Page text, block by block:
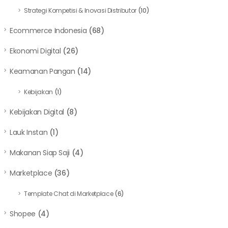
Strategi Kompetisi & Inovasi Distributor (10)
Ecommerce Indonesia (68)
Ekonomi Digital (26)
Keamanan Pangan (14)
Kebijakan (1)
Kebijakan Digital (8)
Lauk Instan (1)
Makanan Siap Saji (4)
Marketplace (36)
Template Chat di Marketplace(6)
Shopee (4)